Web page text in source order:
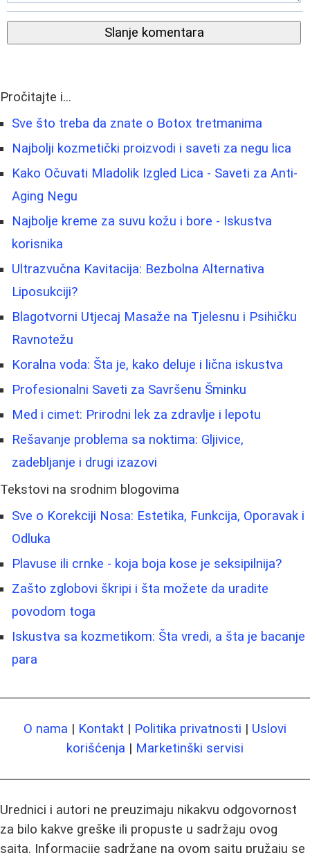
Slanje komentara
Pročitajte i...
Sve što treba da znate o Botox tretmanima
Najbolji kozmetički proizvodi i saveti za negu lica
Kako Očuvati Mladolik Izgled Lica - Saveti za Anti-
Aging Negu
Najbolje kreme za suvu kožu i bore - Iskustva
korisnika
Ultrazvučna Kavitacija: Bezbolna Alternativa
Liposukciji?
Blagotvorni Utjecaj Masaže na Tjelesnu i Psihičku
Ravnotežu
Koralna voda: Šta je, kako deluje i lična iskustva
Profesionalni Saveti za Savršenu Šminku
Med i cimet: Prirodni lek za zdravlje i lepotu
Rešavanje problema sa noktima: Gljivice,
zadebljanje i drugi izazovi
Tekstovi na srodnim blogovima
Sve o Korekciji Nosa: Estetika, Funkcija, Oporavak i
Odluka
Plavuse ili crnke - koja boja kose je seksipilnija?
Zašto zglobovi škripi i šta možete da uradite
povodom toga
Iskustva sa kozmetikom: Šta vredi, a šta je bacanje
para
O nama | Kontakt | Politika privatnosti | Uslovi
korišćenja | Marketinški servisi
Urednici i autori ne preuzimaju nikakvu odgovornost
za bilo kakve greške ili propuste u sadržaju ovog
sajta. Informacije sadržane na ovom sajtu pružaju se